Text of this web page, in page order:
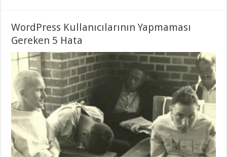
WordPress Kullanıcılarının Yapmaması
Gereken 5 Hata